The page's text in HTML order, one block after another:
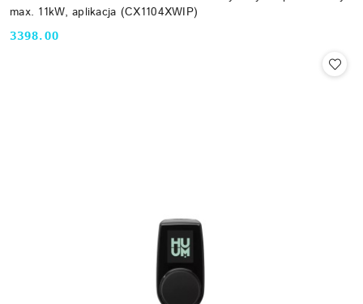
max. 11kW, aplikacja (CX1104XWIP)
Cena:
3398.00